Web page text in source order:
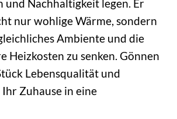
und Nachhaltigkeit legen. Er
nur wohlige Wärme, sondern
Ambiente und die
Heizkosten zu senken. Gönnen
Lebensqualität und
Zuhause in eine